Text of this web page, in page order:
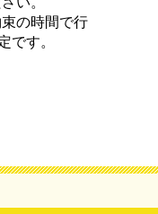
の時間で行
です。